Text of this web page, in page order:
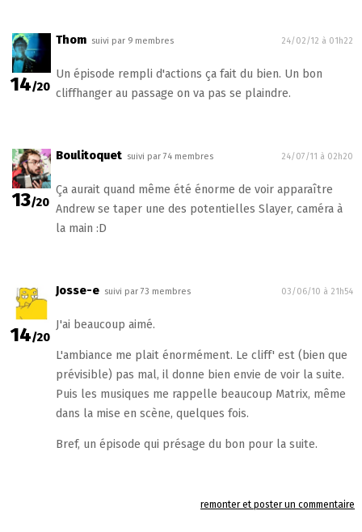
14/20
Thom suivi par 9 membres 24/02/12 à 01h22
Un épisode rempli d'actions ça fait du bien. Un bon
cliffhanger au passage on va pas se plaindre.
13/20
Boulitoquet suivi par 74 membres 24/07/11 à 02h20
Ça aurait quand même été énorme de voir apparaître
Andrew se taper une des potentielles Slayer, caméra à
la main :D
14/20
Josse-e suivi par 73 membres 03/06/10 à 21h54
J'ai beaucoup aimé.
L'ambiance me plait énormément. Le cliff' est (bien que
prévisible) pas mal, il donne bien envie de voir la suite.
Puis les musiques me rappelle beaucoup Matrix, même
dans la mise en scène, quelques fois.
Bref, un épisode qui présage du bon pour la suite.
remonter et poster un commentaire